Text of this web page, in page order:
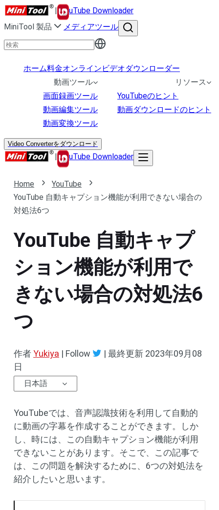
|
uTube Downloader
MiniTool 製品
メディアツール
ホーム料金オンラインビデオダウンローダー
動画ツール
画面録画ツール
動画編集ツール
動画変換ツール
リソース
YouTubeのヒント
動画ダウンロードのヒント
Video Converterをダウンロード
| uTube Downloader
Home
YouTube
YouTube 自動キャプション機能が利用できない場合の
対処法6つ
YouTube 自動キャプ
ション機能が利用で
きない場合の対処法6
つ
作者Yukiya | Follow | 最終更新 2023年09月08
日
日本語
YouTubeでは、音声認識技術を利用して自動的
に動画の字幕を作成することができます。しか
し、時には、この自動キャプション機能が利用
できないことがあります。そこで、この記事で
は、この問題を解決するために、6つの対処法を
紹介したいと思います。